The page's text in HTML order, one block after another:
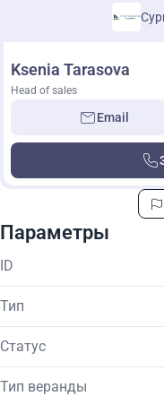
Ksenia Tarasova
Head of sales
Email
Параметры
ID
Тип
Статус
Тип веранды